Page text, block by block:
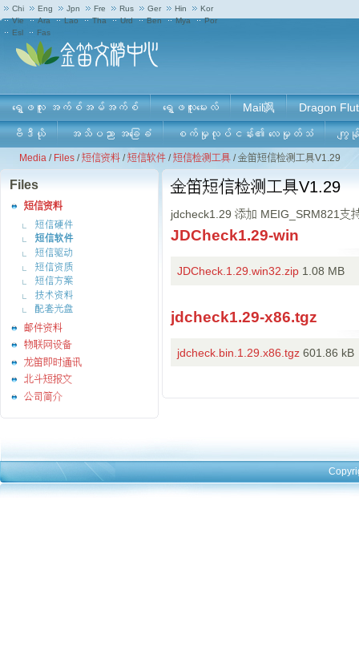
Chi Eng Jpn Fre Rus Ger Hin
Kor
Vie
Ara Lao Tha Urd Ben Mya
Por
Esl
Fas
ရွှေဖလူး အက်စ်အမ်အက်စ် ရွှေဖလူးမေးလ် Mail飒 Dragon
ဗီဒီယို အသိပညာ အခြေခံ စက်မှုလုပ်ငန်း၏ လေမှုတ်သံ ကျွ
Media / Files / 短信资料 / 短信软件 / 短信检测工具 / 金笛短信检测工具V1.29
Files
短信资料
短信硬件
短信软件
短信驱动
短信资质
短信方案
技术资料
配套光盘
邮件资料
物联网设备
龙笛即时通讯
北斗短报文
公司简介
金笛短信检测工具V1.29
jdcheck1.29 添加 MEIG_SRM821支
JDCheck1.29-win
JDCheck.1.29.win32.zip1.08 MB
jdcheck1.29-x86.tgz
jdcheck.bin.1.29.x86.tgz601.86 kB